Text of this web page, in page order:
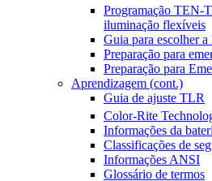
Programação TEN-
iluminação flexíveis
Guia para escolher a
Preparação para
Preparação para
Aprendizagem (cont.)
Guia de ajuste TLR
Color-Rite
Informações da
Classificações de
Informações ANSI
Glossário de termos